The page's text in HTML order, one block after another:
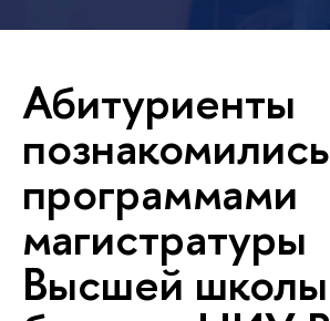
Абитуриенты
программами
магистратуры
Высшей школы